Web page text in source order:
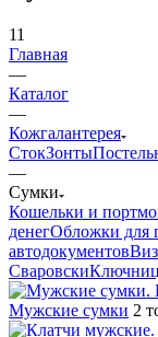
11
Главная
—
Каталог
—
Кожгалантерея
СтокЗонты
—
Сумки
Кошельки и
денегОбложки для
автодокументов
Сваровски
Мужские сумки 2